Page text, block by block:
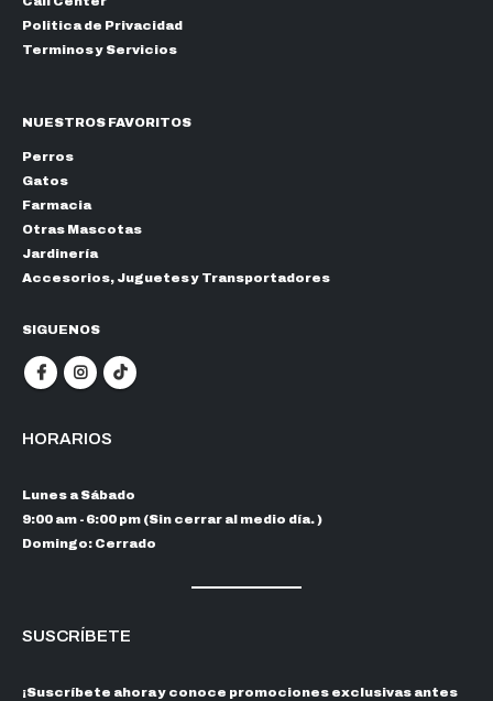
Politica de Privacidad
Terminos y Servicios
NUESTROS FAVORITOS
Perros
Gatos
Farmacia
Otras Mascotas
Jardinería
Accesorios, Juguetes y Transportadores
SIGUENOS
HORARIOS
Lunes a Sábado
9:00 am - 6:00 pm (Sin cerrar al medio día. )
Domingo: Cerrado
SUSCRÍBETE
¡Suscríbete ahora y conoce promociones exclusivas antes